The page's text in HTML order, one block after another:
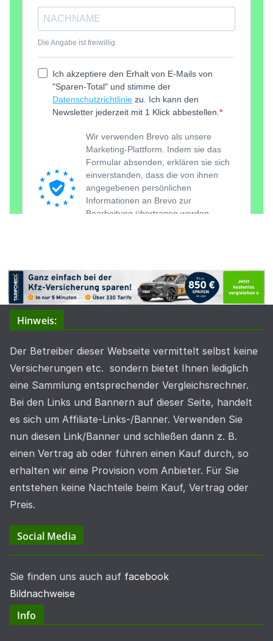
Hinweis:
Der Betreiber dieser Webseite vermittelt selbst keine
Versicherungen etc. sondern bietet Ihnen lediglich
eine Sammlung entsprechender Vergleichsrechner.
Bei den Links und Bannern auf dieser Seite, handelt
es sich um Affiliate-Links-/Banner. Verwenden Sie
nun diesen Link/Banner und schließen dann z. B.
einen Vertrag ab oder führen einen Kauf durch, so
erhalten wir eine Provision vom Anbieter. Für Sie
entstehen keine Nachteile beim Kauf, Vertrag oder
Preis.
Social Media
Sie finden uns auch auf facebook
Bildnachweise
Info